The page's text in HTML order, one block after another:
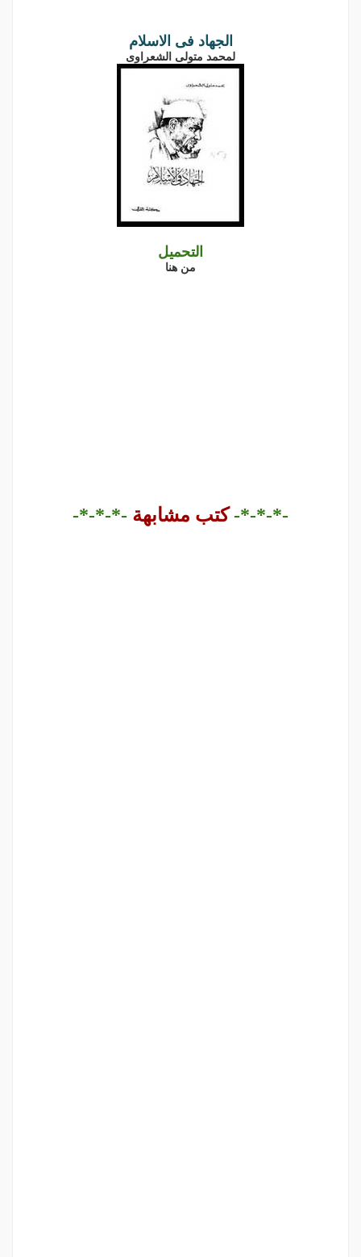
الجهاد فى الاسلام
لمحمد متولى الشعراوى
التحميل
من هنا
-*-*-*- كتب مشابهة -*-*-*-